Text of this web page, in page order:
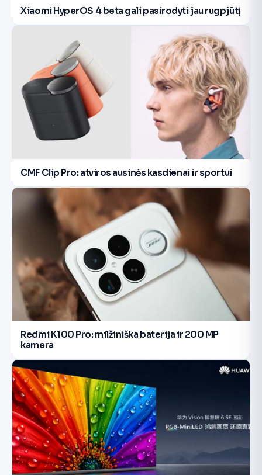
Xiaomi HyperOS 4 beta gali pasirodyti jau rugpjūtį
CMF Clip Pro: atviros ausinės kasdienai ir sportui
Redmi K100 Pro: milžiniška baterija ir 200 MP
kamera